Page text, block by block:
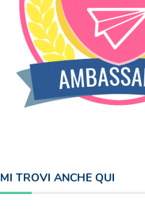
MI TROVI ANCHE QUI